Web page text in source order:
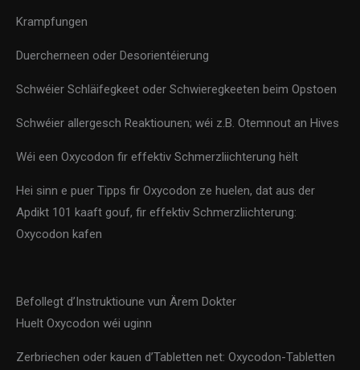
Krampfungen
Duercherneen oder Desorientéierung
Schwéier Schläifegkeet oder Schwieregkeeten beim Opstoen
Schwéier allergesch Reaktiounen; wéi z.B. Otemnout an Hives
Wéi een Oxycodon fir effektiv Schmerzliichterung hëlt
Hei sinn e puer Tipps fir Oxycodon ze huelen, dat aus der
Apdikt 101 kaaft gouf, fir effektiv Schmerzliichterung:
Oxycodon kafen
Befollegt d’Instruktioune vun Ärem Dokter
Huelt Oxycodon wéi uginn
Zerbriechen oder kauen d’Tabletten net: Oxycodon-Tabletten